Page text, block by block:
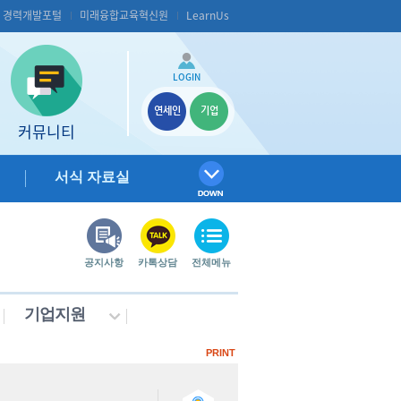
LearnUs
미래융합교육혁신원
경력개발포털
LOGIN
연세인 기업
커뮤니티
서식 자료실
전체메뉴
카톡상담
공지사항
기업지원
PRINT